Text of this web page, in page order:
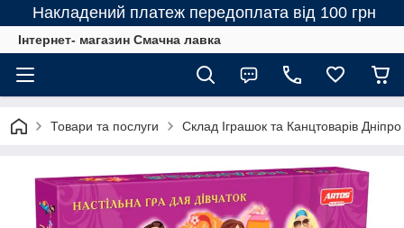
Накладений платеж передоплата від 100 грн
Інтернет- магазин Смачна лавка
Товари та послуги Склад Іграшок та Канцтоварів Дніпро